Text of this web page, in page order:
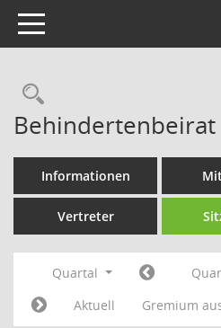
Toggle navigation
Rechercheauswahl
Behindertenbeirat
Informationen
Vertreter
Quartal
Aktuell
Gremium